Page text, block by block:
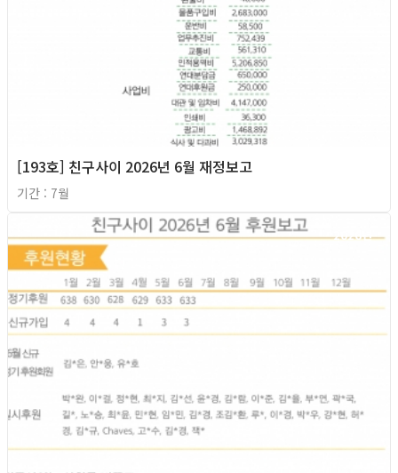
[193호] 친구사이 2026년 6월 재정보고
기간 : 7월
2026년